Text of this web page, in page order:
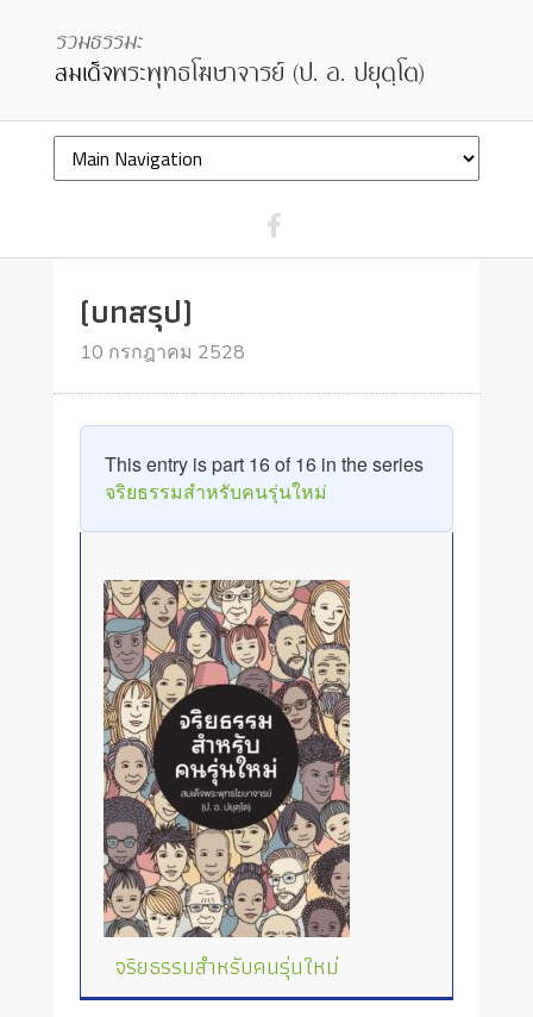
(บทสรุป)
10 กรกฎาคม 2528
This entry is part 16 of 16 in the series
จริยธรรมสำหรับคนรุ่นใหม่
จริยธรรมสำหรับคนรุ่นใหม่